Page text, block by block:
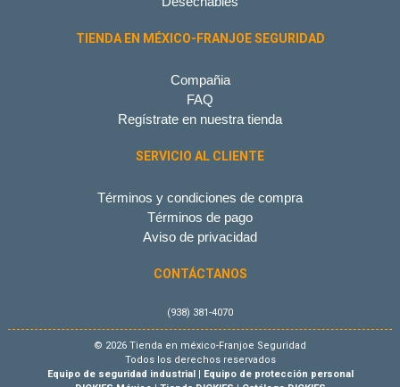
TIENDA EN MÉXICO-FRANJOE SEGURIDAD
Compañia
FAQ
Regístrate en nuestra tienda
SERVICIO AL CLIENTE
Términos y condiciones de compra
Términos de pago
Aviso de privacidad
CONTÁCTANOS
(938) 381-4070
© 2026 Tienda en méxico-Franjoe Seguridad
Todos los derechos reservados
Equipo de seguridad industrial
Equipo de protección personal